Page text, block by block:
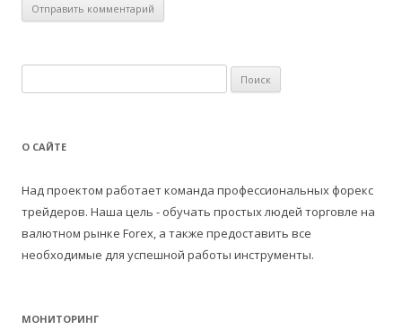
а
т
:
О САЙТЕ
Над проектом работает команда профессиональных форекс
трейдеров. Наша цель - обучать простых людей торговле на
валютном рынке Forex, а также предоставить все
необходимые для успешной работы инструменты.
МОНИТОРИНГ